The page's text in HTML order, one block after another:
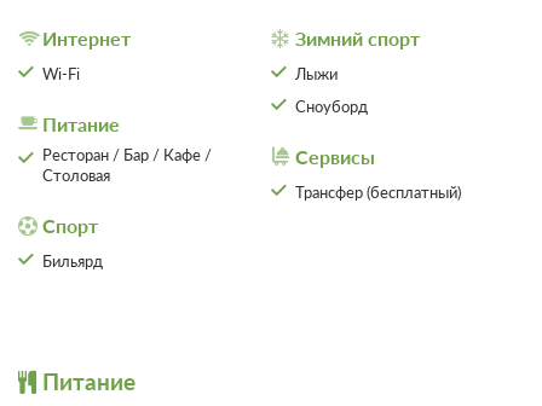
Номер класса «Люкс»
Интернет
Wi-Fi
Питание
Ресторан / Бар / Кафе /
Столовая
Спорт
Бильярд
Зимний спорт
Лыжи
Сноуборд
Сервисы
Трансфер (бесплатный)
Питание